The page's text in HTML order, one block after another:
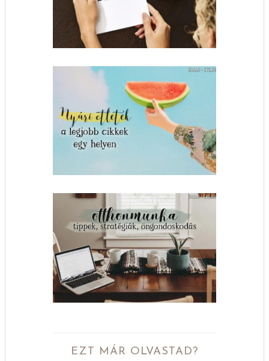
EZT MÁR OLVASTAD?